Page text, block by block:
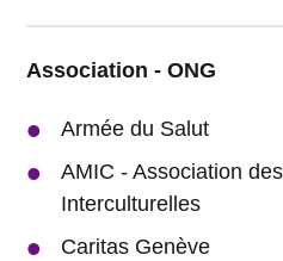
Association - ONG
Armée du Salut
AMIC - Association
Interculturelles
Caritas Genève